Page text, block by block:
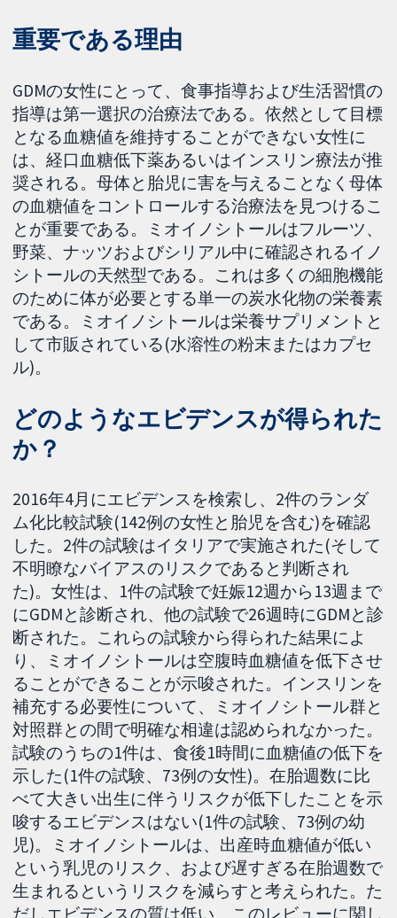
重要である理由
GDMの女性にとって、食事指導および生活習慣の
指導は第一選択の治療法である。依然として目標
となる血糖値を維持することができない女性に
は、経口血糖低下薬あるいはインスリン療法が推
奨される。母体と胎児に害を与えることなく母体
の血糖値をコントロールする治療法を見つけるこ
とが重要である。ミオイノシトールはフルーツ、
野菜、ナッツおよびシリアル中に確認されるイノ
シトールの天然型である。これは多くの細胞機能
のために体が必要とする単一の炭水化物の栄養素
である。ミオイノシトールは栄養サプリメントと
して市販されている(水溶性の粉末またはカプセ
ル)。
どのようなエビデンスが得られた
か？
2016年4月にエビデンスを検索し、2件のランダ
ム化比較試験(142例の女性と胎児を含む)を確認
した。2件の試験はイタリアで実施された(そして
不明瞭なバイアスのリスクであると判断され
た)。女性は、1件の試験で妊娠12週から13週まで
にGDMと診断され、他の試験で26週時にGDMと診
断された。これらの試験から得られた結果によ
り、ミオイノシトールは空腹時血糖値を低下させ
ることができることが示唆された。インスリンを
補充する必要性について、ミオイノシトール群と
対照群との間で明確な相違は認められなかった。
試験のうちの1件は、食後1時間に血糖値の低下を
示した(1件の試験、73例の女性)。在胎週数に比
べて大きい出生に伴うリスクが低下したことを示
唆するエビデンスはない(1件の試験、73例の幼
児)。ミオイノシトールは、出産時血糖値が低い
という乳児のリスク、および遅すぎる在胎週数で
生まれるというリスクを減らすと考えられた。た